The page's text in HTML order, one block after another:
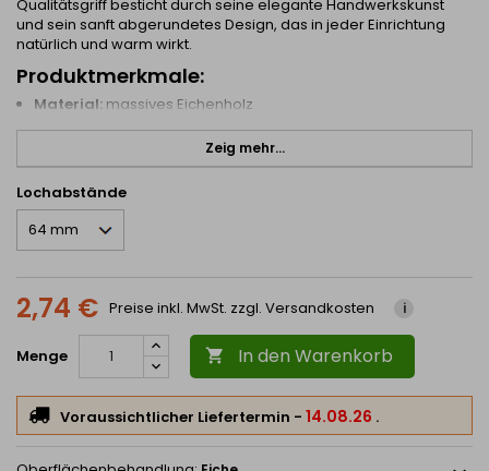
Qualitätsgriff besticht durch seine elegante Handwerkskunst
und sein sanft abgerundetes Design, das in jeder Einrichtung
natürlich und warm wirkt.
Produktmerkmale:
Material: massives Eichenholz
Oberfläche:Eiche natur - lackiert für zusätzliche Haltbarkeit
Abmessungen:
Höhe des Griffs:
Breite: 19 mm (Oberseite) / 13 mm (Unterseite)
Längen:in 10 Varianten erhältlich - Lochabstände von
bis 1200 mm
Die längeren Varianten sind auch ideal fürSchranktüren
Montage:
Lieferumfang enthalten
Dieser Holzgriff ist die perfekte Wahl für alle, die eine
Zeig mehr...
Lochabstände
2,74 € Preise inkl. MwSt. zzgl. Versandkosten i
Menge  In den Warenkorb
Voraussichtlicher Liefertermin - 14.08.26 .